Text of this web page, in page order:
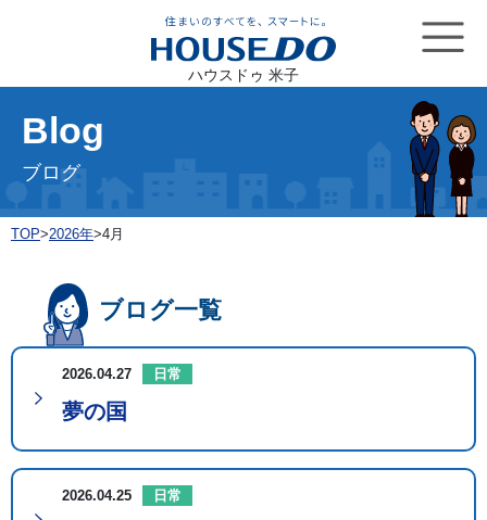
ハウスドゥ 米子
Blog
ブログ
TOP>2026年>4月
ブログ一覧
2026.04.27 日常
夢の国
2026.04.25 日常